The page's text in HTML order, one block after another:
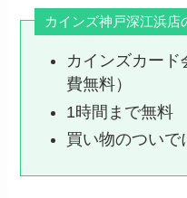
カインズ神戸深江浜店
カインズカード
費無料）
1時間まで無料
買い物のついで